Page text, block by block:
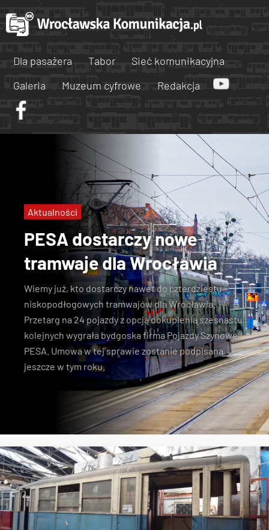
Dla pasażera Tabor
Sieć komunikacyjna
Galeria
Muzeum cyfrowe Redakcja
PESA dostarczy nowe
tramwaje dla Wrocławia
Wiemy już, kto dostarczy nawet do czterdziestu
niskopodłogowych tramwajów dla Wrocławia.
Przetarg na 24 pojazdy z opcją dokupienia szesnastu
kolejnych wygrała bydgoska firma Pojazdy Szynowe
PESA. Umowa w tej sprawie zostanie podpisana
jeszcze w tym roku.
Aktualności
Pesa